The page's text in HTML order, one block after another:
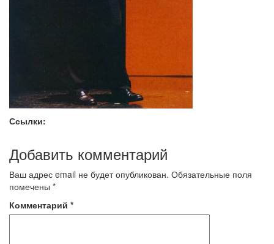
Ссылки:
Добавить комментарий
Ваш адрес email не будет опубликован. Обязательные поля
помечены *
Комментарий *